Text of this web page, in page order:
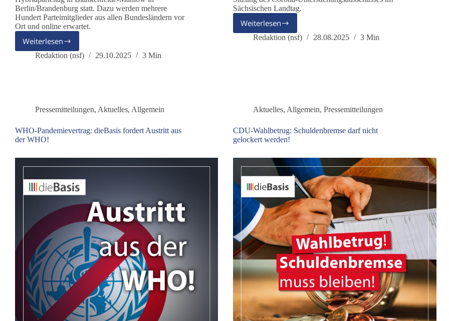
Berlin/Brandenburg statt. Dazu werden mehrere
Hundert Parteimitglieder aus allen Bundesländern vor
Ort und online erwartet.
Weiterlesen
6.
Ordentlicher
Blankenfelde-
Mahlow
Redaktion (nsf) 29.10.2025 3 Min
Sächsischen Landtag.
Weiterlesen
Corona-
Untersuchungsausschuss
Redaktion (nsf) 28.08.2025 3 Min
Pressemitteilungen, Aktuelles, Allgemein
WHO-Pandemievertrag: dieBasis fordert Austritt aus
der WHO!
Aktuelles,Allgemein,Pressemitteilungen
CDU-Wahlbetrug: Schuldenbremse darf nicht
gelockert werden!